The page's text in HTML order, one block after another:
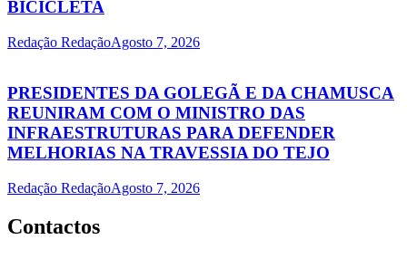
BICICLETA
Redação RedaçãoAgosto 7, 2026
PRESIDENTES DA GOLEGÃ E DA CHAMUSCA
REUNIRAM COM O MINISTRO DAS
INFRAESTRUTURAS PARA DEFENDER
MELHORIAS NA TRAVESSIA DO TEJO
Redação RedaçãoAgosto 7, 2026
Contactos